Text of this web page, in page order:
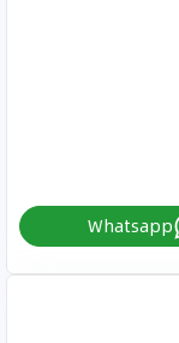
Whatsapp